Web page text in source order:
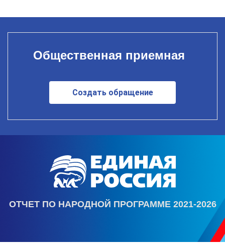
Общественная приемная
Создать обращение
ОТЧЕТ ПО НАРОДНОЙ ПРОГРАММЕ 2021-2026